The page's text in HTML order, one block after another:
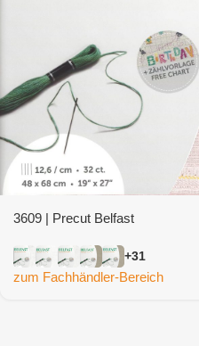
3609 | Precut Belfast
+31
zum Fachhändler-Bereich